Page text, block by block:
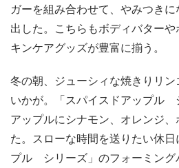
ガーを組み合わせて、やみつき
出した。こちらもボディバター
キンケアグッズが豊富に揃う。
冬の朝、ジューシィな焼きりリ
いかが。「スパイスドアップル
アップルにシナモン、オレンジ
た。スローな時間を送りたい休
プル シリーズ」のフォーミング